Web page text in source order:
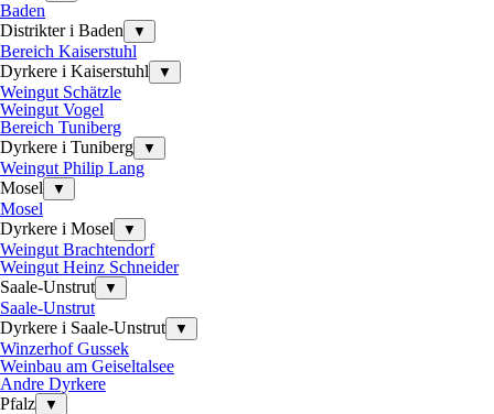
Baden
Distrikter i Baden
▼
Bereich Kaiserstuhl
Dyrkere i Kaiserstuhl
▼
Weingut Schätzle
Weingut Vogel
Bereich Tuniberg
Dyrkere i Tuniberg
▼
Weingut Philip Lang
Mosel
▼
Mosel
Dyrkere i Mosel
▼
Weingut Brachtendorf
Weingut Heinz Schneider
Saale-Unstrut
▼
Saale-Unstrut
Dyrkere i Saale-Unstrut
▼
Winzerhof Gussek
Weinbau am Geiseltalsee
Andre Dyrkere
Pfalz
▼